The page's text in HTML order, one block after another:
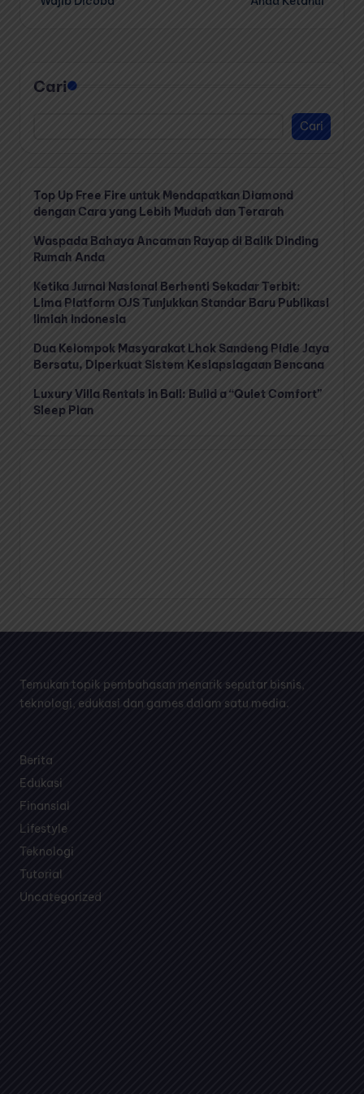
Cari
Cari
Top Up Free Fire untuk Mendapatkan Diamond
dengan Cara yang Lebih Mudah dan Terarah
Waspada Bahaya Ancaman Rayap di Balik Dinding
Rumah Anda
Ketika Jurnal Nasional Berhenti Sekadar Terbit:
Lima Platform OJS Tunjukkan Standar Baru Publikasi
Ilmiah Indonesia
Dua Kelompok Masyarakat Lhok Sandeng Pidie Jaya
Bersatu, Diperkuat Sistem Kesiapsiagaan Bencana
Luxury Villa Rentals in Bali: Build a “Quiet Comfort”
Sleep Plan
Temukan topik pembahasan menarik seputar bisnis,
teknologi, edukasi dan games dalam satu media.